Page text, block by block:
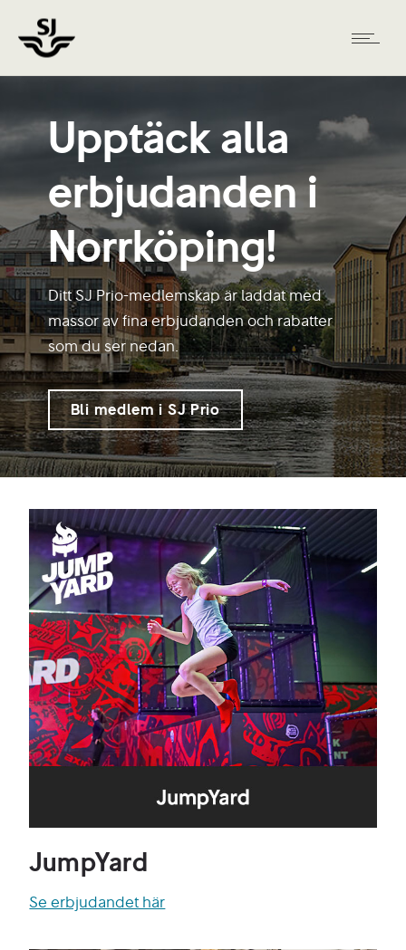
Upptäck alla
erbjudanden i
Norrköping!
Ditt SJ Prio-medlemskap är laddat med
massor av fina erbjudanden och rabatter
som du ser nedan.
Bli medlem i SJ Prio
JumpYard
Se erbjudandet här